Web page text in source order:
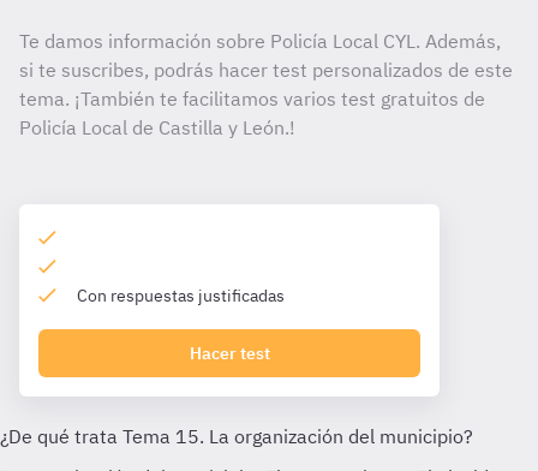
Te damos información sobre Policía Local CYL. Además,
si te suscribes, podrás hacer test personalizados de este
tema. ¡También te facilitamos varios test gratuitos de
Policía Local de Castilla y León.!
Con respuestas justificadas
Hacer test